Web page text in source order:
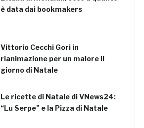
è data dai bookmakers
Vittorio Cecchi Gori in
rianimazione per un malore il
giorno di Natale
Le ricette di Natale di VNews24:
“Lu Serpe” e la Pizza di Natale